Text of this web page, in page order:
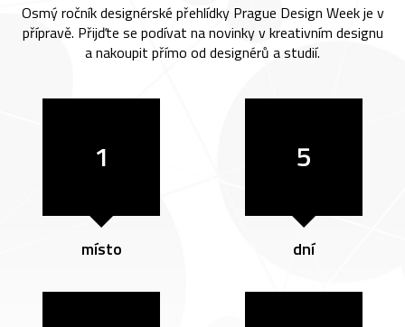
Osmý ročník designérské přehlídky Prague Design Week je v
přípravě. Přijďte se podívat na novinky v kreativním designu
a nakoupit přímo od designérů a studií.
1
místo
5
dní